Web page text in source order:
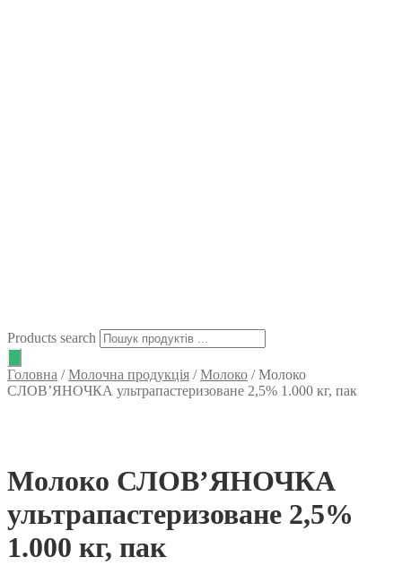
Products search
Головна /Молочна продукція /Молоко /Молоко
СЛОВ’ЯНОЧКА ультрапастеризоване 2,5% 1.000 кг, пак
Молоко СЛОВ’ЯНОЧКА
ультрапастеризоване 2,5%
1.000 кг, пак